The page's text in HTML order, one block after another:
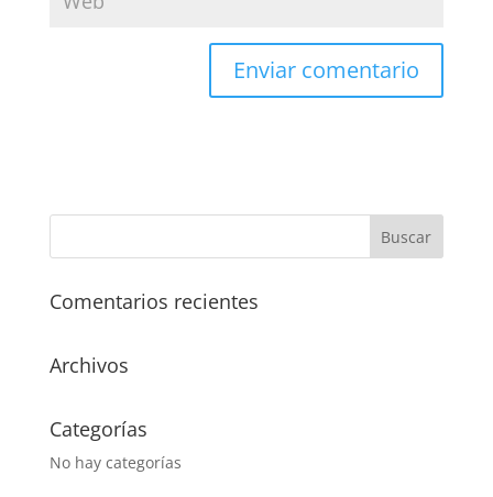
Comentarios recientes
Archivos
Categorías
No hay categorías